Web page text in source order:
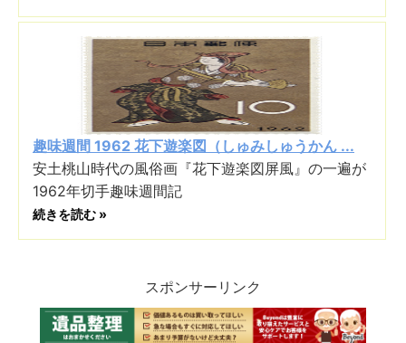
趣味週間 1962 花下遊楽図（しゅみしゅうかん ...
安土桃山時代の風俗画『花下遊楽図屏風』の一遍が
1962年切手趣味週間記
続きを読む »
スポンサーリンク